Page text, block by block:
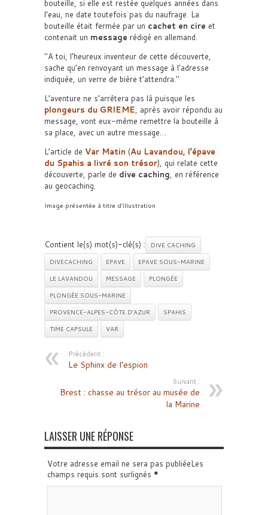
bouteille, si elle est restée quelques années dans
l’eau, ne date toutefois pas du naufrage. La
bouteille était fermée par un cachet en cire et
contenait un message rédigé en allemand.
A toi, l’heureux inventeur de cette découverte,
sache qu’en renvoyant un message à l’adresse
indiquée, un verre de bière t’attendra.
L’aventure ne s’arrêtera pas là puisque les
plongeurs du GRIEME, après avoir répondu au
message, vont eux-même remettre la bouteille à
sa place, avec un autre message…
L’article de Var Matin (Au Lavandou, l’épave
du Spahis a livré son trésor), qui relate cette
découverte, parle de dive caching, en référence
au geocaching.
Image présentée à titre d’illustration
Contient le(s) mot(s)-clé(s) :
DIVE CACHING
DIVECACHING
EPAVE
EPAVE SOUS-MARINE
LE LAVANDOU
MESSAGE
PLONGÉE
PLONGÉE SOUS-MARINE
PROVENCE-ALPES-CÔTE D’AZUR
SPAHIS
TIME CAPSULE
VAR
Précédent :
Le Sphinx de l’espion
Suivant :
Brest : chasse au trésor au musée de
la Marine
LAISSER UNE RÉPONSE
Votre adresse email ne sera pas publiéeLes
champs requis sont surlignés *